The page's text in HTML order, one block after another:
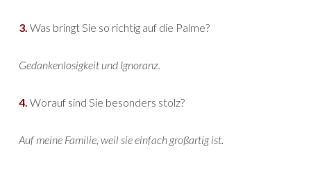
3. Was bringt Sie so richtig auf die Palme?
Gedankenlosigkeit und Ignoranz.
4. Worauf sind Sie besonders stolz?
Auf meine Familie, weil sie einfach großartig ist.